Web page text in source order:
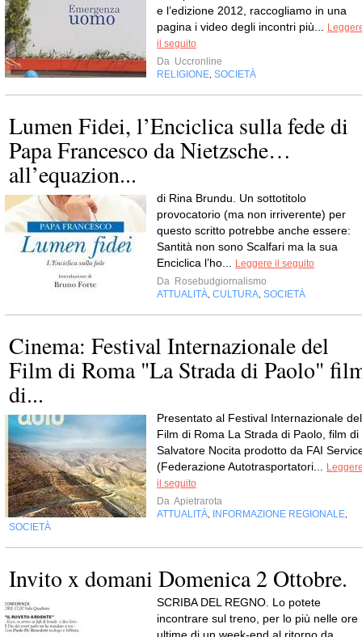
e l’edizione 2012, raccogliamo in una
pagina i video degli incontri più...
il seguito
Da Uccronline
RELIGIONE SOCIETÀ
Lumen Fidei, l’Enciclica sulla fede di
Papa Francesco da Nietzsche…
all’equazion...
di Rina Brundu. Un sottotitolo
provocatorio (ma non irriverente) per
questo scritto potrebbe anche essere:
Santità non sono Scalfari ma la sua
Enciclica l’ho...
Leggere il seguito
Da Rosebudgiornalismo
ATTUALITÀ CULTURA SOCIETÀ
Cinema: Festival Internazionale del
Film di Roma "La Strada di Paolo"
di...
Presentato al Festival Internazionale del
Film di Roma La Strada di Paolo, film di
Salvatore Nocita prodotto da FAI
(Federazione Autotrasportatori...
il seguito
Da Apietrarota
ATTUALITÀ
INFORMAZIONE REGIONALE
SOCIETÀ
Invito x domani Domenica 2 Ottobre.
SCRIBA DEL REGNO. Lo potete
incontrare sul treno, per lo più nelle ore